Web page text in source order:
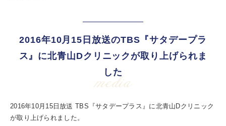
2016年10月15日放送のTBS『サタデープラ
ス』に北青山Dクリニックが取り上げられま
した
media
2016年10月15日放送 TBS『サタデープラス』に北青山Dクリニック
が取り上げられました。